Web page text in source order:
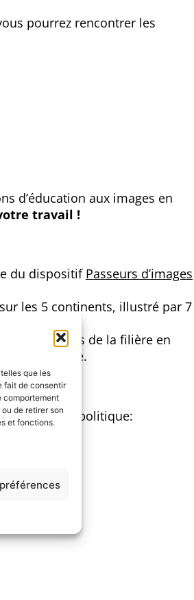
que les
fait de consentir
comportement
de retirer son
et fonctions.
pourrez rencontrer les
d’éducation aux images en
travail !
du dispositif Passeurs d’images
les 5 continents, illustré par 7
constitutives de la filière en
audiovisuelle.
l’intime au politique: